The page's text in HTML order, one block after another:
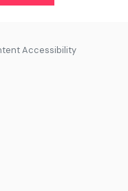
Accessibility